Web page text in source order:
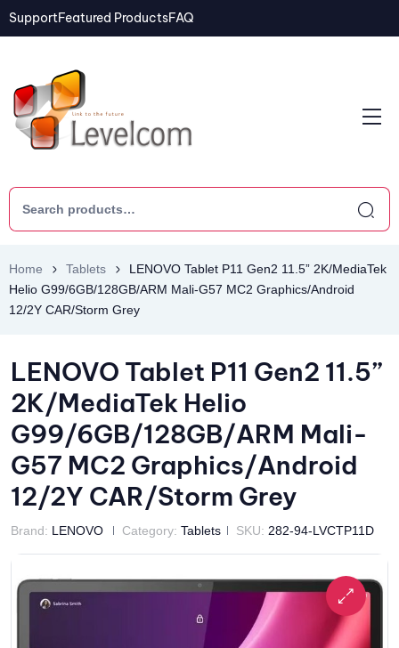
SupportFeatured ProductsFAQ
Home Tablets
LENOVO Tablet P11 Gen2 11.5” 2K/MediaTek
Helio G99/6GB/128GB/ARM Mali-G57 MC2 Graphics/Android
12/2Y CAR/Storm Grey
LENOVO Tablet P11 Gen2 11.5”
2K/MediaTek Helio
G99/6GB/128GB/ARM Mali-
G57 MC2 Graphics/Android
12/2Y CAR/Storm Grey
Brand: LENOVO Category: Tablets SKU: 282-94-LVCTP11D